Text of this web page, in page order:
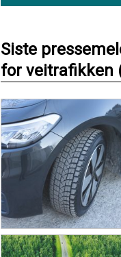
Siste
for veitrafikken